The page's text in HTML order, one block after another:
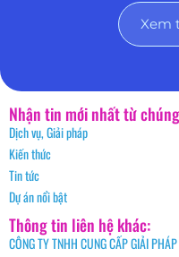
Xem
Nhận tin mới nhất từ
Dịch vụ, Giải pháp
Kiến thức
Tin tức
Dự án nổi bật
Thông tin liên hệ khác:
CÔNG TY TNHH CUNG CẤP GIẢI